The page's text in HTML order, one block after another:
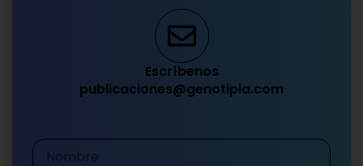
Escríbenos
publicaciones@genotipia.com
Nombre